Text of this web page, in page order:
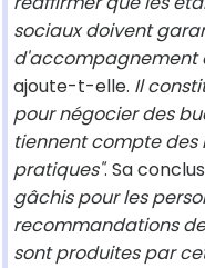
sociaux doivent
d'accompagnement
ajoute-t-elle. Il
pour négocier des
tiennent compte
pratiques". Sa
gâchis pour les
recommandations
sont produites par